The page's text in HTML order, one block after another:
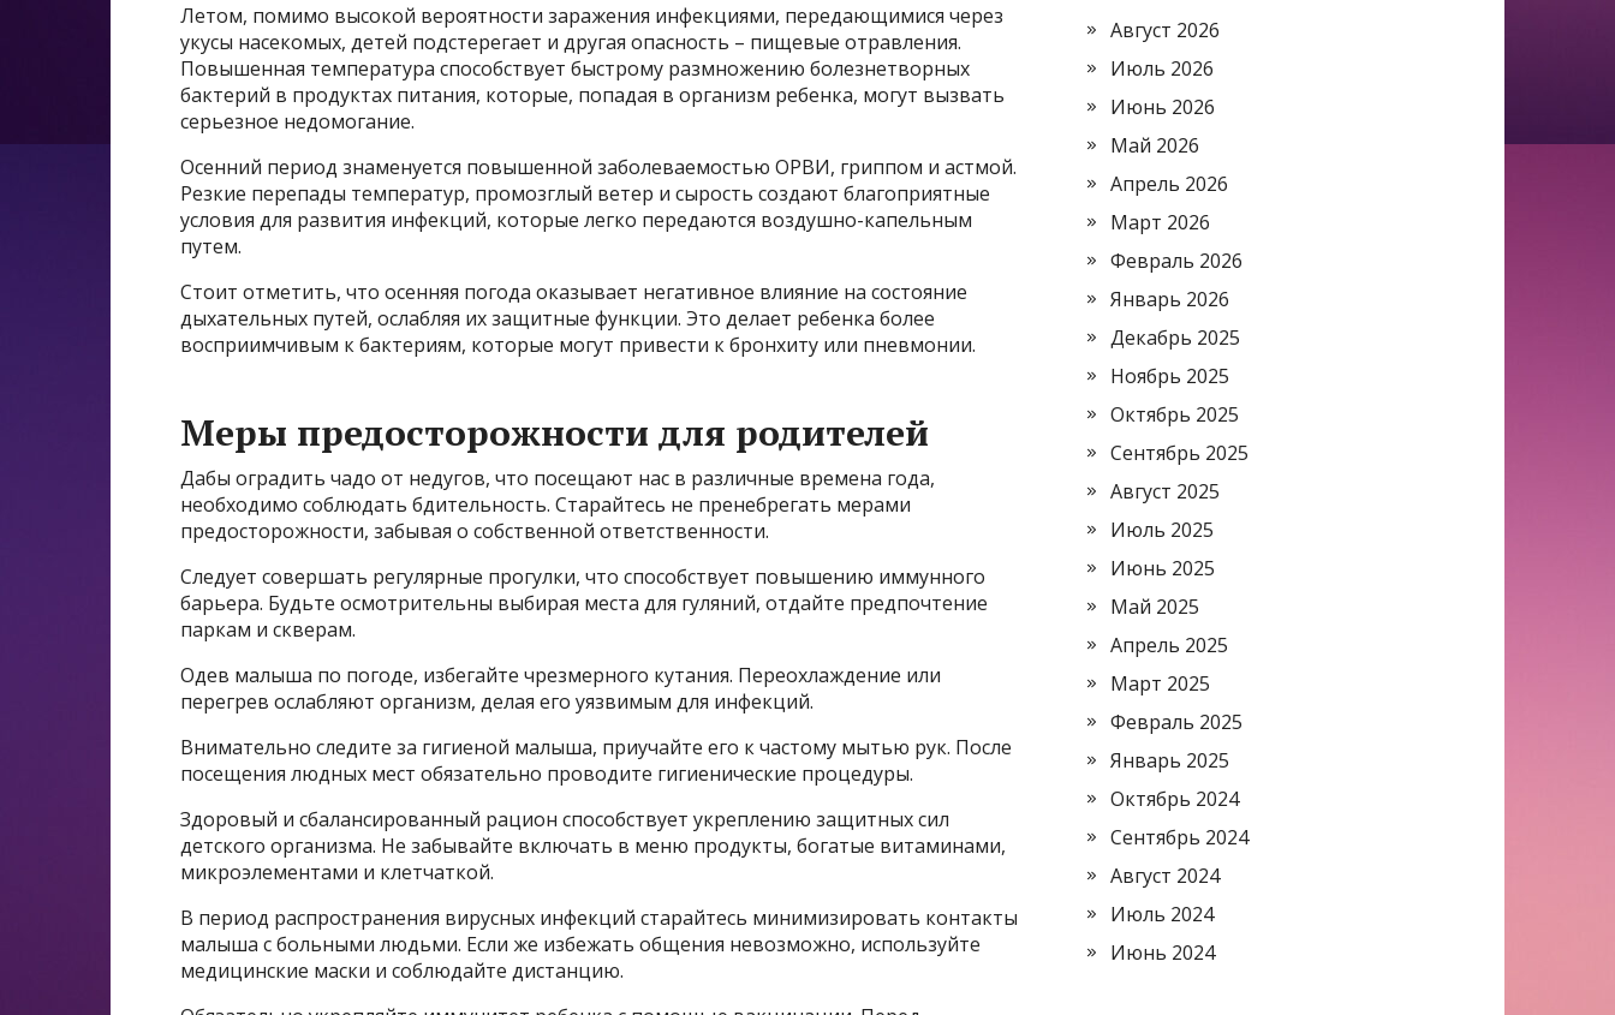
Летом, помимо высокой вероятности заражения инфекциями, передающимися через
укусы насекомых, детей подстерегает и другая опасность – пищевые отравления.
Повышенная температура способствует быстрому размножению болезнетворных
бактерий в продуктах питания, которые, попадая в организм ребенка, могут вызвать
серьезное недомогание.
Осенний период знаменуется повышенной заболеваемостью ОРВИ, гриппом и астмой.
Резкие перепады температур, промозглый ветер и сырость создают благоприятные
условия для развития инфекций, которые легко передаются воздушно-капельным
путем.
Стоит отметить, что осенняя погода оказывает негативное влияние на состояние
дыхательных путей, ослабляя их защитные функции. Это делает ребенка более
восприимчивым к бактериям, которые могут привести к бронхиту или пневмонии.
Меры предосторожности для родителей
Дабы оградить чадо от недугов, что посещают нас в различные времена года,
необходимо соблюдать бдительность. Старайтесь не пренебрегать мерами
предосторожности, забывая о собственной ответственности.
Следует совершать регулярные прогулки, что способствует повышению иммунного
барьера. Будьте осмотрительны выбирая места для гуляний, отдайте предпочтение
паркам и скверам.
Одев малыша по погоде, избегайте чрезмерного кутания. Переохлаждение или
перегрев ослабляют организм, делая его уязвимым для инфекций.
Внимательно следите за гигиеной малыша, приучайте его к частому мытью рук. После
посещения людных мест обязательно проводите гигиенические процедуры.
Здоровый и сбалансированный рацион способствует укреплению защитных сил
детского организма. Не забывайте включать в меню продукты, богатые витаминами,
микроэлементами и клетчаткой.
В период распространения вирусных инфекций старайтесь минимизировать контакты
малыша с больными людьми. Если же избежать общения невозможно, используйте
медицинские маски и соблюдайте дистанцию.
Август 2026
Июль 2026
Июнь 2026
Май 2026
Апрель 2026
Март 2026
Февраль 2026
Январь 2026
Декабрь 2025
Ноябрь 2025
Октябрь 2025
Сентябрь 2025
Август 2025
Июль 2025
Июнь 2025
Май 2025
Апрель 2025
Март 2025
Февраль 2025
Январь 2025
Октябрь 2024
Сентябрь 2024
Август 2024
Июль 2024
Июнь 2024